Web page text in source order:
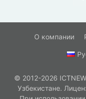
О компании
© 2012-2026
Узбекистане.